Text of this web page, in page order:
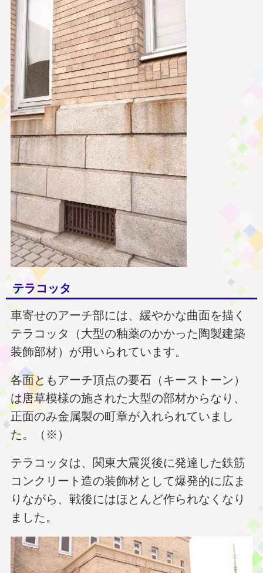
テラコッタ
車寄せのアーチ部には、緩やかな曲面を描く
テラコッタ（大型の釉薬のかかった陶製建築
装飾部材）が用いられています。
各面ともアーチ頂点の要石（キーストーン）
は唐草模様の施された大型の部材からなり、
正面のみ金属製の町章が入れられていまし
た。（※）
テラコッタは、関東大震災後に発達した鉄筋
コンクリート造の装飾材として爆発的に広ま
りながら、戦後にはほとんど作られなくなり
ました。